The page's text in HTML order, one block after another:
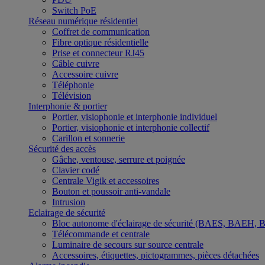
Switch PoE
Réseau numérique résidentiel
Coffret de communication
Fibre optique résidentielle
Prise et connecteur RJ45
Câble cuivre
Accessoire cuivre
Téléphonie
Télévision
Interphonie & portier
Portier, visiophonie et interphonie individuel
Portier, visiophonie et interphonie collectif
Carillon et sonnerie
Sécurité des accès
Gâche, ventouse, serrure et poignée
Clavier codé
Centrale Vigik et accessoires
Bouton et poussoir anti-vandale
Intrusion
Eclairage de sécurité
Bloc autonome d'éclairage de sécurité (BAES,
Télécommande et centrale
Luminaire de secours sur source centrale
Accessoires, étiquettes, pictogrammes, pièces détachées